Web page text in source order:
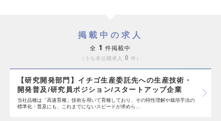
掲載中の求人
全 1 件掲載中
うち非公開求人 0 件
【研究開発部門】イチゴ生産委託先への生産技術・
開発普及/研究員ポジション/スタートアップ企業
当社品種は「高速育種」技術を用いて育種しており、その特性理解や栽培手法の
標準化・普及にも、これまでにないスピードが求めら…